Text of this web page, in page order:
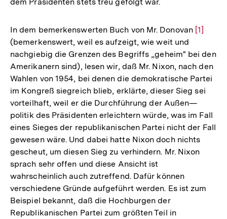
In dem bemerkenswerten Buch von Mr. Donovan Zur
der
Fußnote
[1]
(bemerkenswert, weil es aufzeigt, wie weit und
nachgiebig die Grenzen des Begriffs „geheim" bei den
Amerikanern sind), lesen wir, daß Mr. Nixon, nach den
Wahlen von 1954, bei denen die demokratische Partei
im Kongreß siegreich blieb, erklärte, dieser Sieg sei
vorteilhaft, weil er die Durchführung der Außen—
politik des Präsidenten erleichtern würde, was im Fall
eines Sieges der republikanischen Partei nicht der Fall
gewesen wäre. Und dabei hatte Nixon doch nichts
gescheut, um diesen Sieg zu verhindern. Mr. Nixon
sprach sehr offen und diese Ansicht ist
wahrscheinlich auch zutreffend. Dafür können
verschiedene Gründe aufgeführt werden. Es ist zum
Beispiel bekannt, daß die Hochburgen der
Republikanischen Partei zum größten Teil in